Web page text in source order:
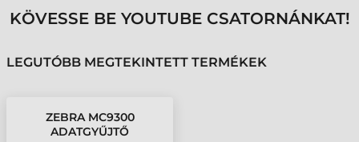
KÖVESSE BE YOUTUBE CSATORNÁNKAT!
LEGUTÓBB MEGTEKINTETT TERMÉKEK
ZEBRA MC9300
ADATGYŰJTŐ